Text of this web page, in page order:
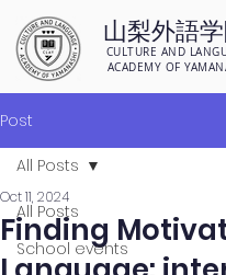
山梨外語
CULTURE AND
ACADEMY OF
Post
All Posts
School events
All Posts
Finding
Oct 11, 2024